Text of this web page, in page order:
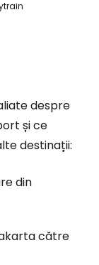
despre
și ce
destinații:
din
către